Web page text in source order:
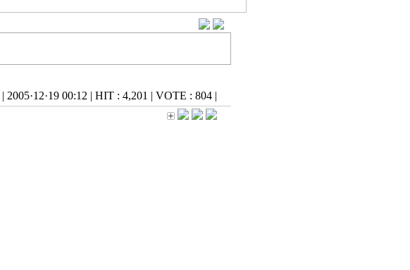
| 2005·12·19 00:12 | HIT : 4,201 | VOTE : 804 |